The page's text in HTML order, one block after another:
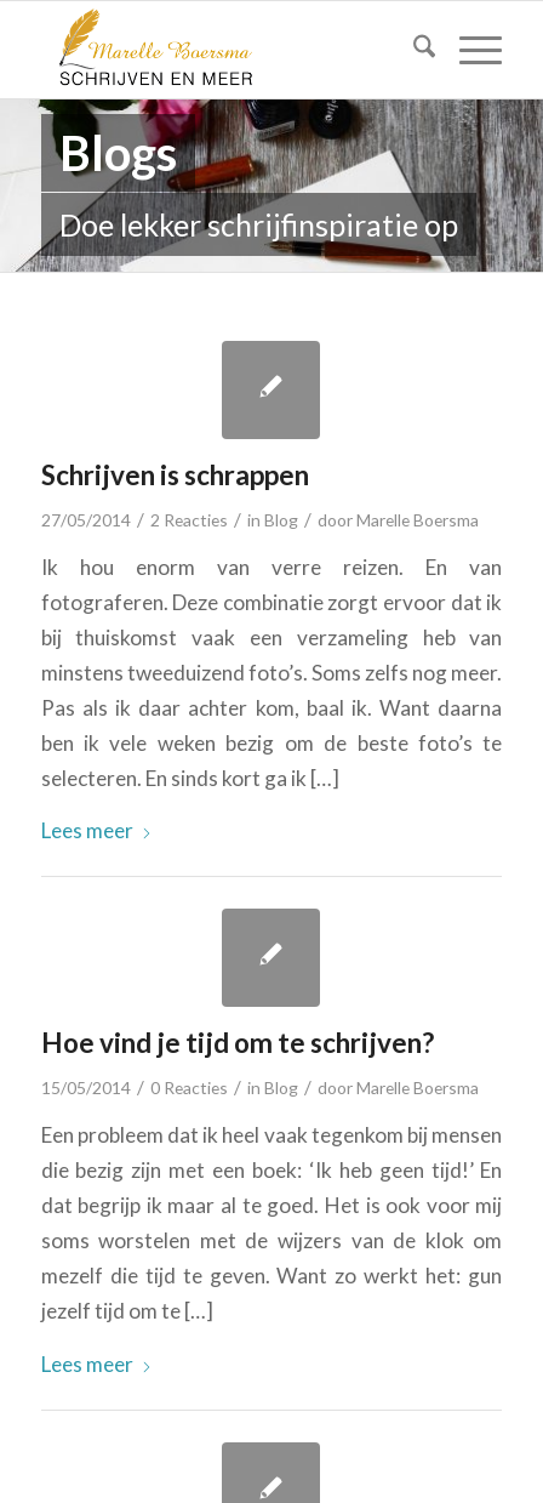
Blogs
Doe lekker schrijfinspiratie op
Schrijven is schrappen
27/05/2014 / 2 Reacties / in Blog / doorMarelle Boersma
Ik hou enorm van verre reizen. En van
fotograferen. Deze combinatie zorgt ervoor dat ik
bij thuiskomst vaak een verzameling heb van
minstens tweeduizend foto’s. Soms zelfs nog meer.
Pas als ik daar achter kom, baal ik. Want daarna
ben ik vele weken bezig om de beste foto’s te
selecteren. En sinds kort ga ik […]
Lees meer
Hoe vind je tijd om te schrijven?
15/05/2014 / 0 Reacties / in Blog / doorMarelle Boersma
Een probleem dat ik heel vaak tegenkom bij mensen
die bezig zijn met een boek: ‘Ik heb geen tijd!’ En
dat begrijp ik maar al te goed. Het is ook voor mij
soms worstelen met de wijzers van de klok om
mezelf die tijd te geven. Want zo werkt het: gun
jezelf tijd om te […]
Lees meer